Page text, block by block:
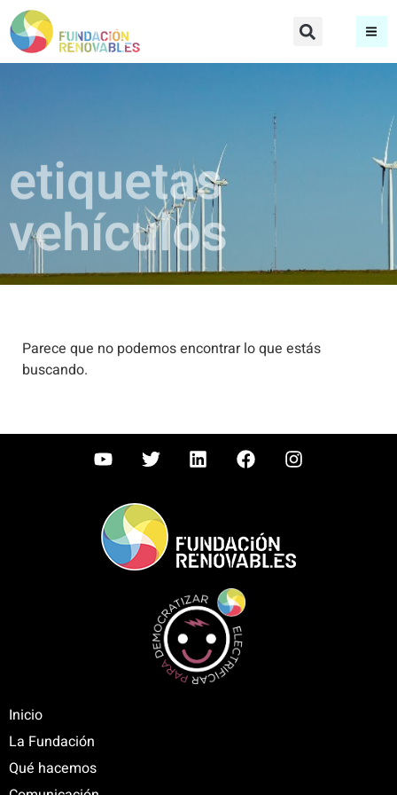
etiquetas
vehículos
Parece que no podemos encontrar lo que estás
buscando.
Inicio
La Fundación
Qué hacemos